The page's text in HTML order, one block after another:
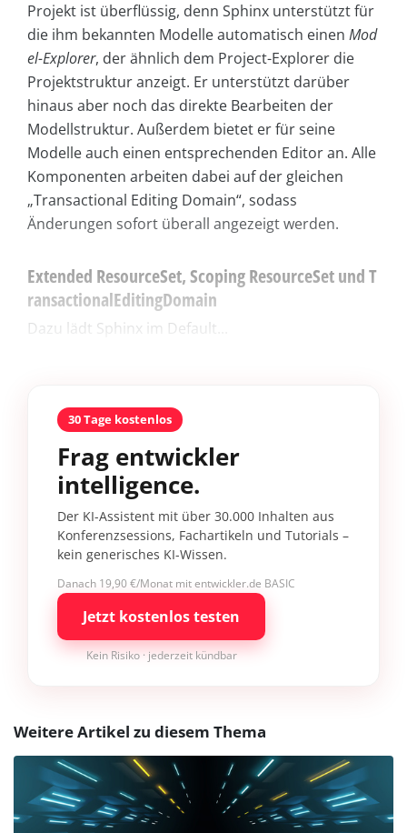
Projekt ist überflüssig, denn Sphinx unterstützt für
die ihm bekannten Modelle automatisch einen Mod
el-Explorer, der ähnlich dem Project-Explorer die
Projektstruktur anzeigt. Er unterstützt darüber
hinaus aber noch das direkte Bearbeiten der
Modellstruktur. Außerdem bietet er für seine
Modelle auch einen entsprechenden Editor an. Alle
Komponenten arbeiten dabei auf der gleichen
„Transactional Editing Domain“, sodass
Änderungen sofort überall angezeigt werden.
Extended ResourceSet, Scoping ResourceSet und T
ransactionalEditingDomain
Dazu lädt Sphinx im Default...
30 Tage kostenlos
Frag entwickler
intelligence.
Der KI-Assistent mit über 30.000 Inhalten aus
Konferenzsessions, Fachartikeln und Tutorials –
kein generisches KI-Wissen.
Danach 19,90 €/Monat mit entwickler.de BASIC
Jetzt kostenlos testen
Kein Risiko · jederzeit kündbar
Weitere Artikel zu diesem Thema